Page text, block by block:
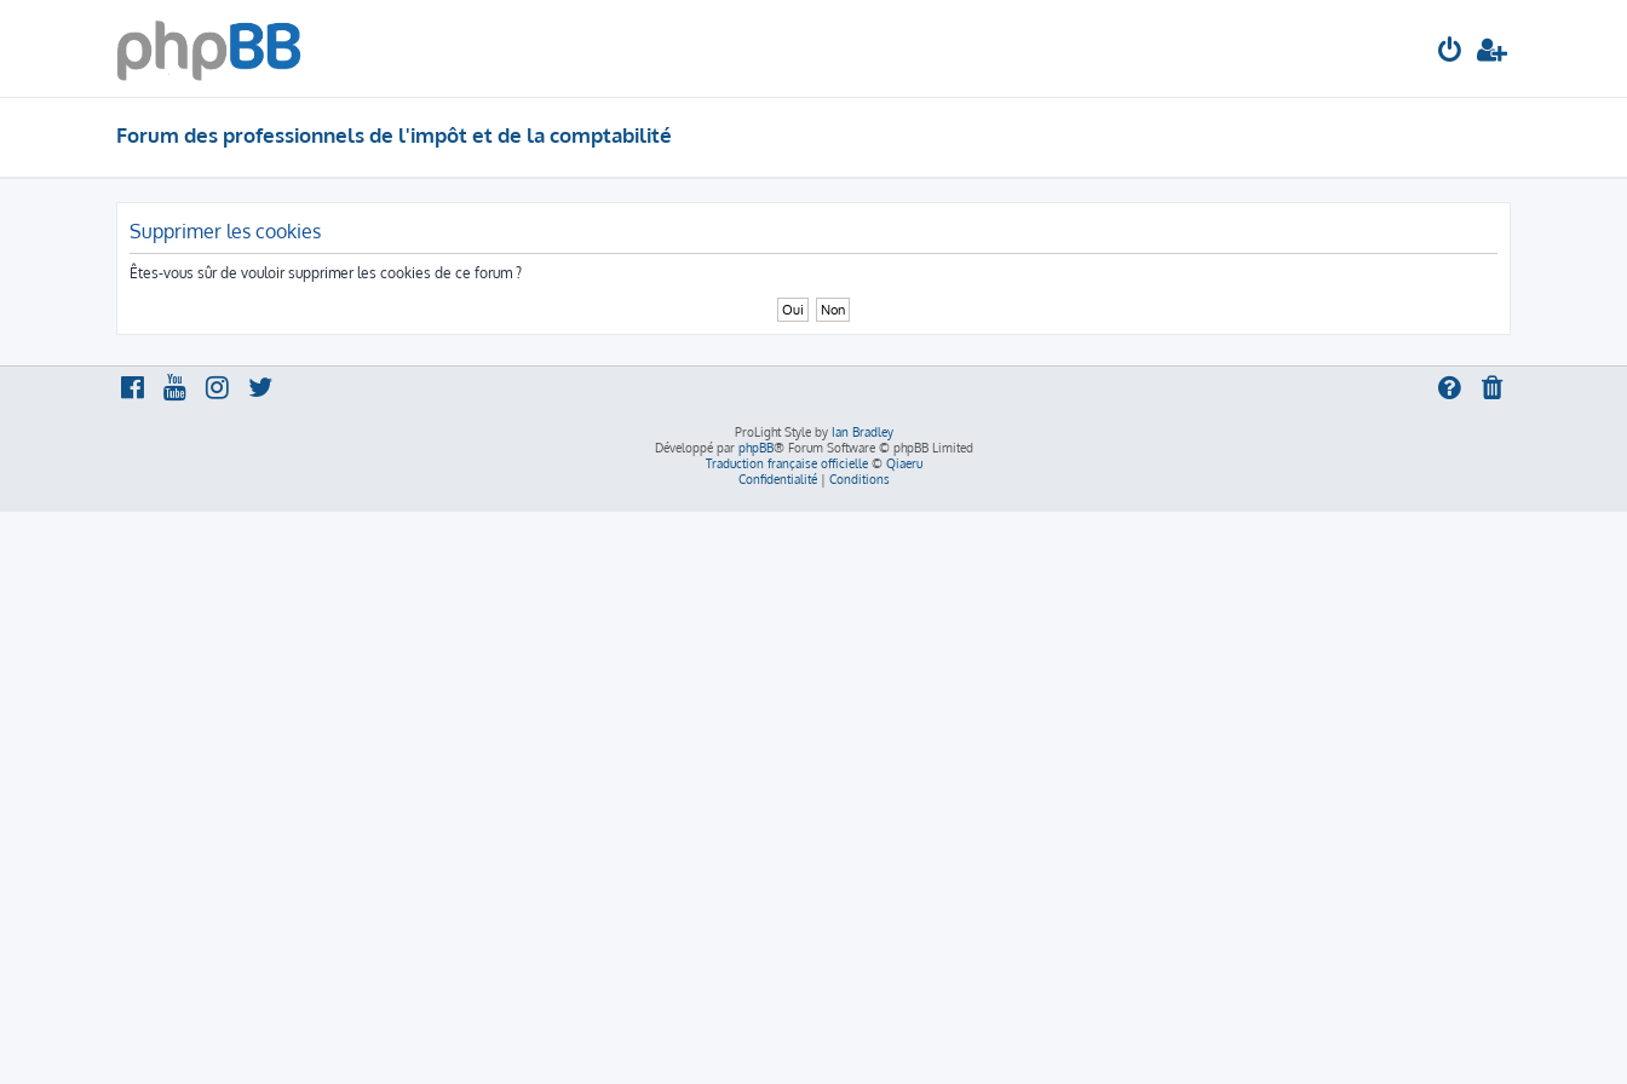
Forum des professionnels de l'impôt et de la comptabilité
Supprimer les cookies
Êtes-vous sûr de vouloir supprimer les cookies de ce forum ?
ProLight Style by Ian Bradley
Développé par phpBB® Forum Software © phpBB Limited
Traduction française officielle© Qiaeru
Confidentialité| Conditions